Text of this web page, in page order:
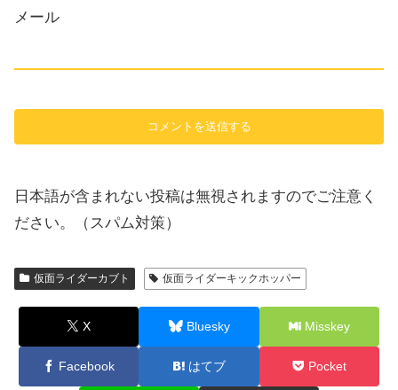
メール
日本語が含まれない投稿は無視されますのでご注意く
ださい。（スパム対策）
仮面ライダーカブト 仮面ライダーキックホッパー
X Bluesky Misskey
Facebook はてブ Pocket